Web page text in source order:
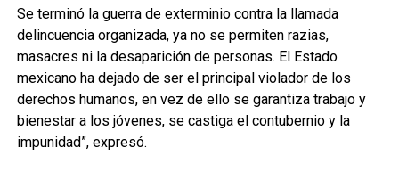
Se terminó la guerra de exterminio contra la llamada
delincuencia organizada, ya no se permiten razias,
masacres ni la desaparición de personas. El Estado
mexicano ha dejado de ser el principal violador de los
derechos humanos, en vez de ello se garantiza trabajo y
bienestar a los jóvenes, se castiga el contubernio y la
impunidad”, expresó.